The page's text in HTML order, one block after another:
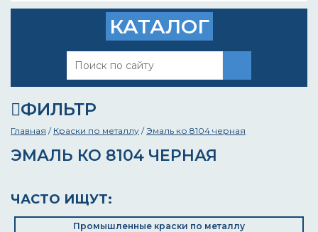
КАТАЛОГ
ФИЛЬТР
Главная / Краски по металлу /Эмаль ко 8104 черная
ЭМАЛЬ КО 8104 ЧЕРНАЯ
ЧАСТО ИЩУТ:
Промышленные краски по металлу